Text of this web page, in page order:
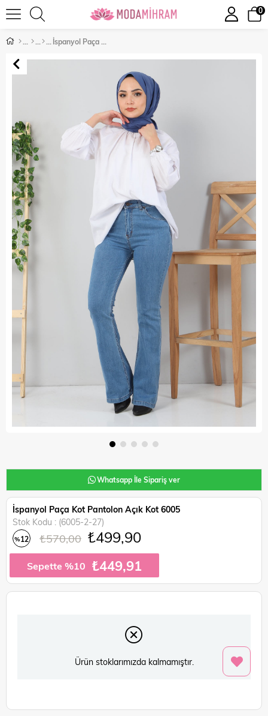
0
İspanyol Paça Kot Pantolon Açık Kot 6005
Whatsapp İle Sipariş ver
İspanyol Paça Kot Pantolon Açık Kot 6005
Stok Kodu
(6005-2-27)
%12 ₺570,00 ₺499,90
Sepette %10 ₺449,91
Ürün stoklarımızda kalmamıştır.